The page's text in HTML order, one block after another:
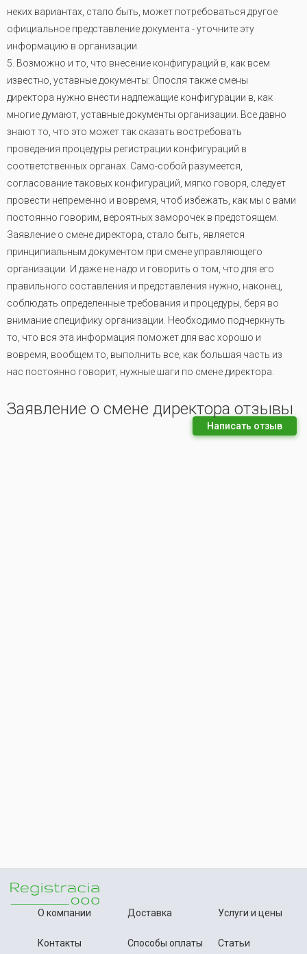
неких вариантах, стало быть, может потребоваться другое
официальное представление документа - уточните эту
информацию в организации
5. Возможно и то, что внесение конфигураций в, как всем
известно, уставные документы: Опосля также смены
директора нужно внести надлежащие конфигурации в, как
многие думают, уставные документы организации. Все давно
знают то, что это может так сказать востребовать
проведения процедуры регистрации конфигураций в
соответственных органах. Само-собой разумеется,
согласование таковых конфигураций, мягко говоря, следует
провести непременно и вовремя, чтоб избежать, как мы с вами
постоянно говорим, вероятных заморочек в предстоящем.
Заявление о смене директора, стало быть, является
принципиальным документом при смене управляющего
организации. И даже не надо и говорить о том, что для его
правильного составления и представления нужно, наконец,
соблюдать определенные требования и процедуры, беря во
внимание специфику организации. Необходимо подчеркнуть
то, что вся эта информация поможет для вас хорошо и
вовремя, вообщем то, выполнить все, как большая часть из
нас постоянно говорит, нужные шаги по смене директора.
Заявление о смене директора отзывы
Написать отзыв
О компании
Контакты
Доставка
Способы оплаты
Услуги и цены
Статьи